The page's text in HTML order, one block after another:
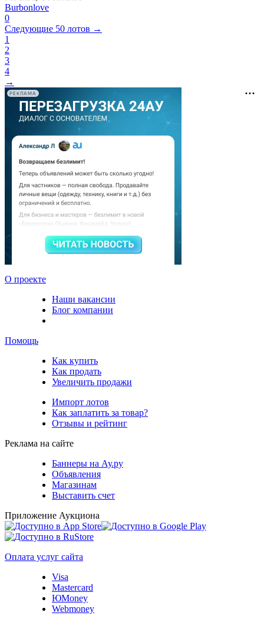
Burbonlove
0
Следующие 50 лотов →
1
2
3
4
→
РЕКЛАМА
О проекте
Наши вакансии
Блог компании
Помощь
Как купить
Как продать
Увеличить продажи
Импорт лотов
Как заплатить за товар?
Отзывы и рейтинг
Реклама на сайте
Баннеры на Ау.ру
Объявления
Магазинам
Выставить счет
Приложение Аукциона
Оплата услуг сайта
Visa
Mastercard
ЮMoney
Webmoney